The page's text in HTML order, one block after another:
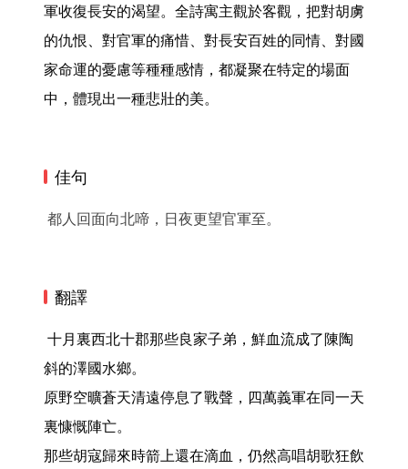
軍收復長安的渴望。全詩寓主觀於客觀，把對胡虜
的仇恨、對官軍的痛惜、對長安百姓的同情、對國
家命運的憂慮等種種感情，都凝聚在特定的場面
中，體現出一種悲壯的美。
佳句
都人回面向北啼，日夜更望官軍至。
翻譯
斜的澤國水鄉。
原野空曠蒼天清遠停息了戰聲，四萬義軍在同一天
裏慷慨陣亡。
那些胡寇歸來時箭上還在滴血，仍然高唱胡歌狂飲